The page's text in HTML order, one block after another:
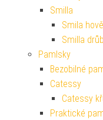
Smilla
Smila
Smilla
Pamlsky
Bezobilné
Catessy
Catessy
Praktické